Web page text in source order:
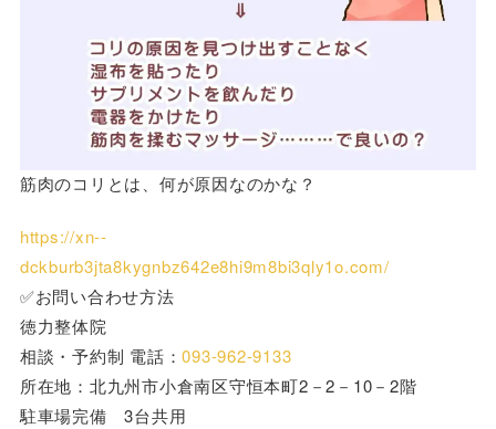
筋肉のコリとは、何が原因なのかな？
https://xn--
dckburb3jta8kygnbz642e8hi9m8bi3qly1o.com/
✅お問い合わせ方法
徳力整体院
相談・予約制 電話：093-962-9133
所在地：北九州市小倉南区守恒本町2－2－10－2階
駐車場完備 3台共用